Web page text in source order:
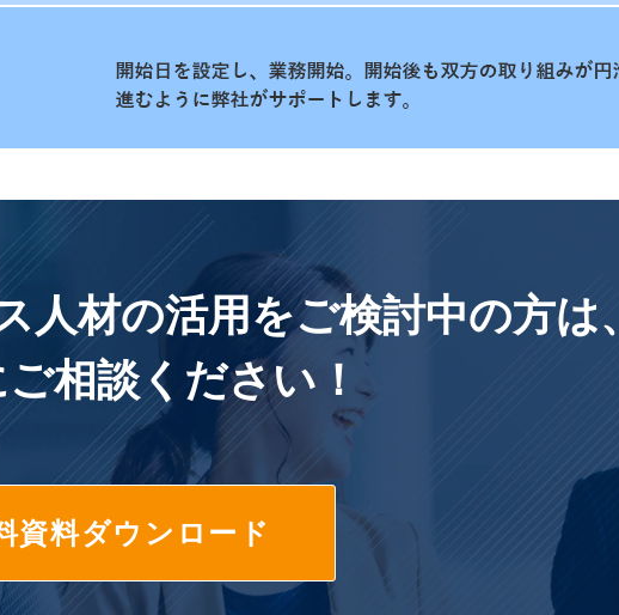
人材の活用をご検討中の方は、
相談ください！
資料ダウンロード